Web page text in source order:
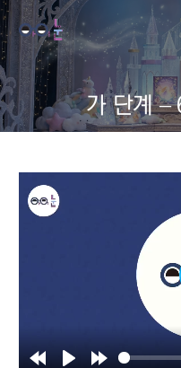
가 단계 –